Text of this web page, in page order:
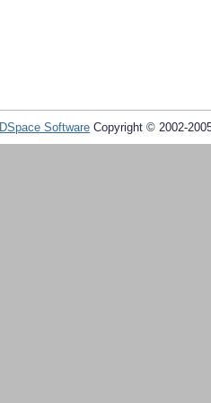
DSpace Software Copyright © 2002-